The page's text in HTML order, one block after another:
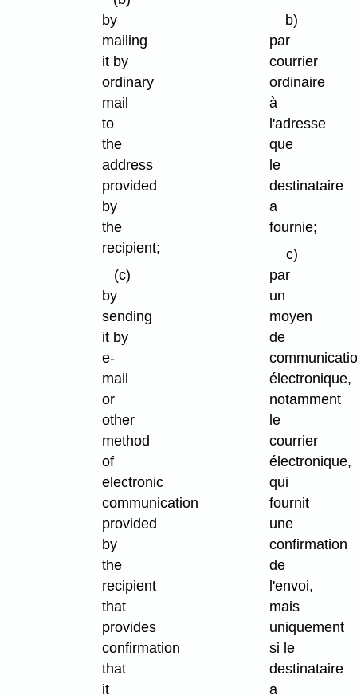
by
mailing
it by
ordinary
mail
to
the
address
provided
by
the
recipient;
(c)
by
sending
it by
e-
mail
or
other
method
of
electronic
communication
provided
by
the
recipient
that
provides
confirmation
that
it
b)
par
courrier
ordinaire
à
l'adresse
que
le
destinataire
a
fournie;
c)
par
un
moyen
de
électronique,
notamment
le
courrier
électronique,
qui
fournit
une
confirmation
de
l'envoi,
mais
uniquement
si le
destinataire
a